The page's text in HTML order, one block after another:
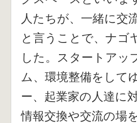
人たちが、一緒に交
と言うことで、ナゴ
した。スタートアッ
ム、環境整備をして
ー、起業家の人達に
情報交換や交流の場